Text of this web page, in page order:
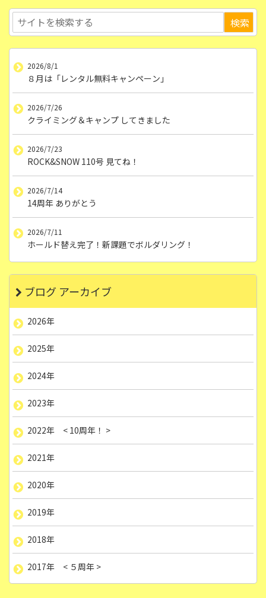
2026/8/1
８月は「レンタル無料キャンペーン」
2026/7/26
クライミング＆キャンプ してきました
2026/7/23
ROCK&SNOW 110号 見てね！
2026/7/14
14周年 ありがとう
2026/7/11
ホールド替え完了！新課題でボルダリング！
ブログ アーカイブ
2026年
2025年
2024年
2023年
2022年 < 10周年！ >
2021年
2020年
2019年
2018年
2017年 < ５周年 >